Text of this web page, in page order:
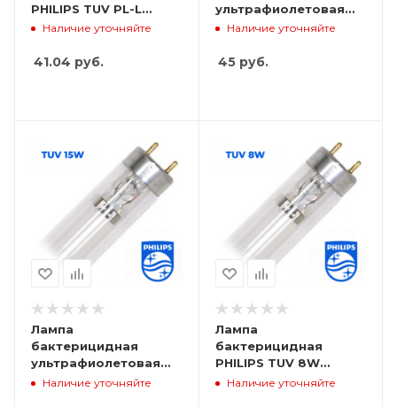
PHILIPS TUV PL-L
55W/4P HF 1CT/25
Наличие уточняйте
41.04 руб.
ультрафиолетовая
PHILIPS TUV 25W G13
Наличие уточняйте
45руб.
Лампа
бактерицидная
ультрафиолетовая
PHILIPS TUV 15W G13
Наличие уточняйте
Лампа
бактерицидная
PHILIPS TUV 8W
FAM/10 X25BOX
Наличие уточняйте